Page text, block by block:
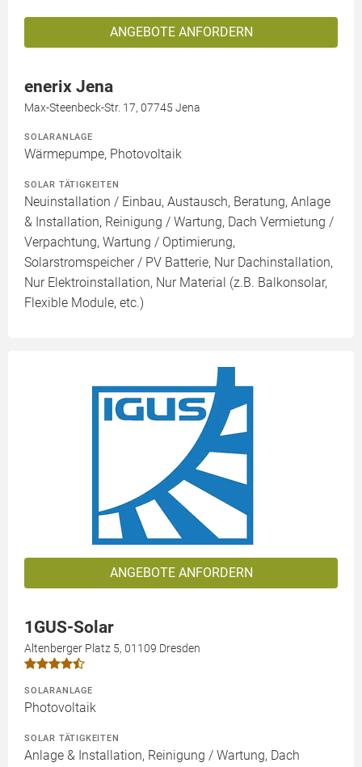
ANGEBOTE ANFORDERN
enerix Jena
Max-Steenbeck-Str. 17, 07745 Jena
SOLARANLAGE
Wärmepumpe, Photovoltaik
SOLAR TÄTIGKEITEN
Neuinstallation / Einbau, Austausch, Beratung, Anlage
& Installation, Reinigung / Wartung, Dach Vermietung /
Verpachtung, Wartung / Optimierung,
Solarstromspeicher / PV Batterie, Nur Dachinstallation,
Nur Elektroinstallation, Nur Material (z.B. Balkonsolar,
Flexible Module, etc.)
ANGEBOTE ANFORDERN
1GUS-Solar
Altenberger Platz 5, 01109 Dresden
SOLARANLAGE
Photovoltaik
SOLAR TÄTIGKEITEN
Anlage & Installation, Reinigung / Wartung, Dach